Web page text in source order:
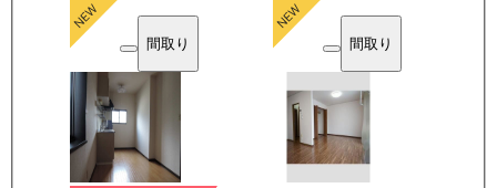
間取り 間取り